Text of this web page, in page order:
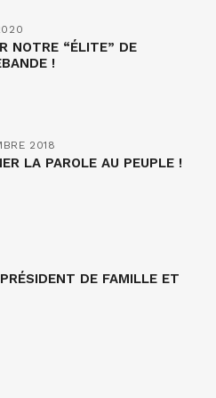
NOTRE “ÉLITE” DE
!
2018
LA PAROLE AU PEUPLE !
DE FAMILLE ET